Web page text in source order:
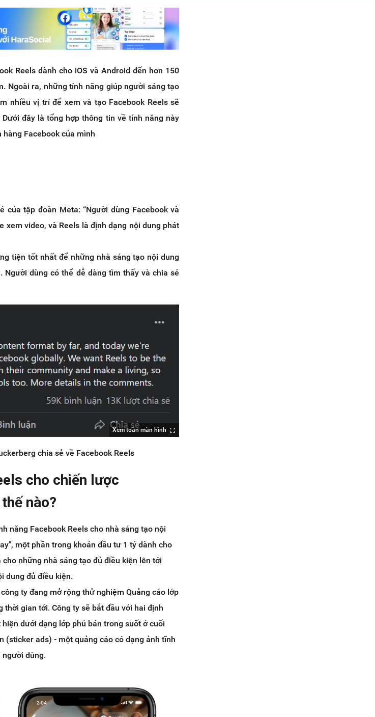
Reels dành cho iOS và Android đến hơn 150
Ngoài ra, những tính năng giúp người sáng tạo
nhiều vị trí để xem và tạo Facebook Reels sẽ
đây là tổng hợp thông tin về tính năng này
Facebook của mình
của tập đoàn Meta: “Người dùng Facebook và
video, và Reels là định dạng nội dung phát
tiện tốt nhất để những nhà sáng tạo nội dung
dùng có thể dễ dàng tìm thấy và chia sẻ
Xem toàn màn hình
chia sẻ về Facebook Reels
cho chiến lược
nào?
năng Facebook Reels cho nhà sáng tạo nội
một phần trong khoản đầu tư 1 tỷ dành cho
những nhà sáng tạo đủ điều kiện lên tới
dung đủ điều kiện.
ty đang mở rộng thử nghiệm Quảng cáo lớp
gian tới. Công ty sẽ bắt đầu với hai định
dưới dạng lớp phủ bán trong suốt ở cuối
(sticker ads) - một quảng cáo có dạng ảnh tĩnh
người dùng.